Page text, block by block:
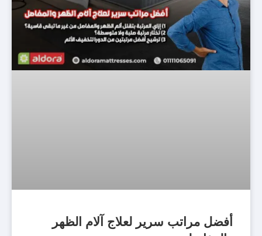
أفضل مراتب سرير لعلاج آلام الظهر